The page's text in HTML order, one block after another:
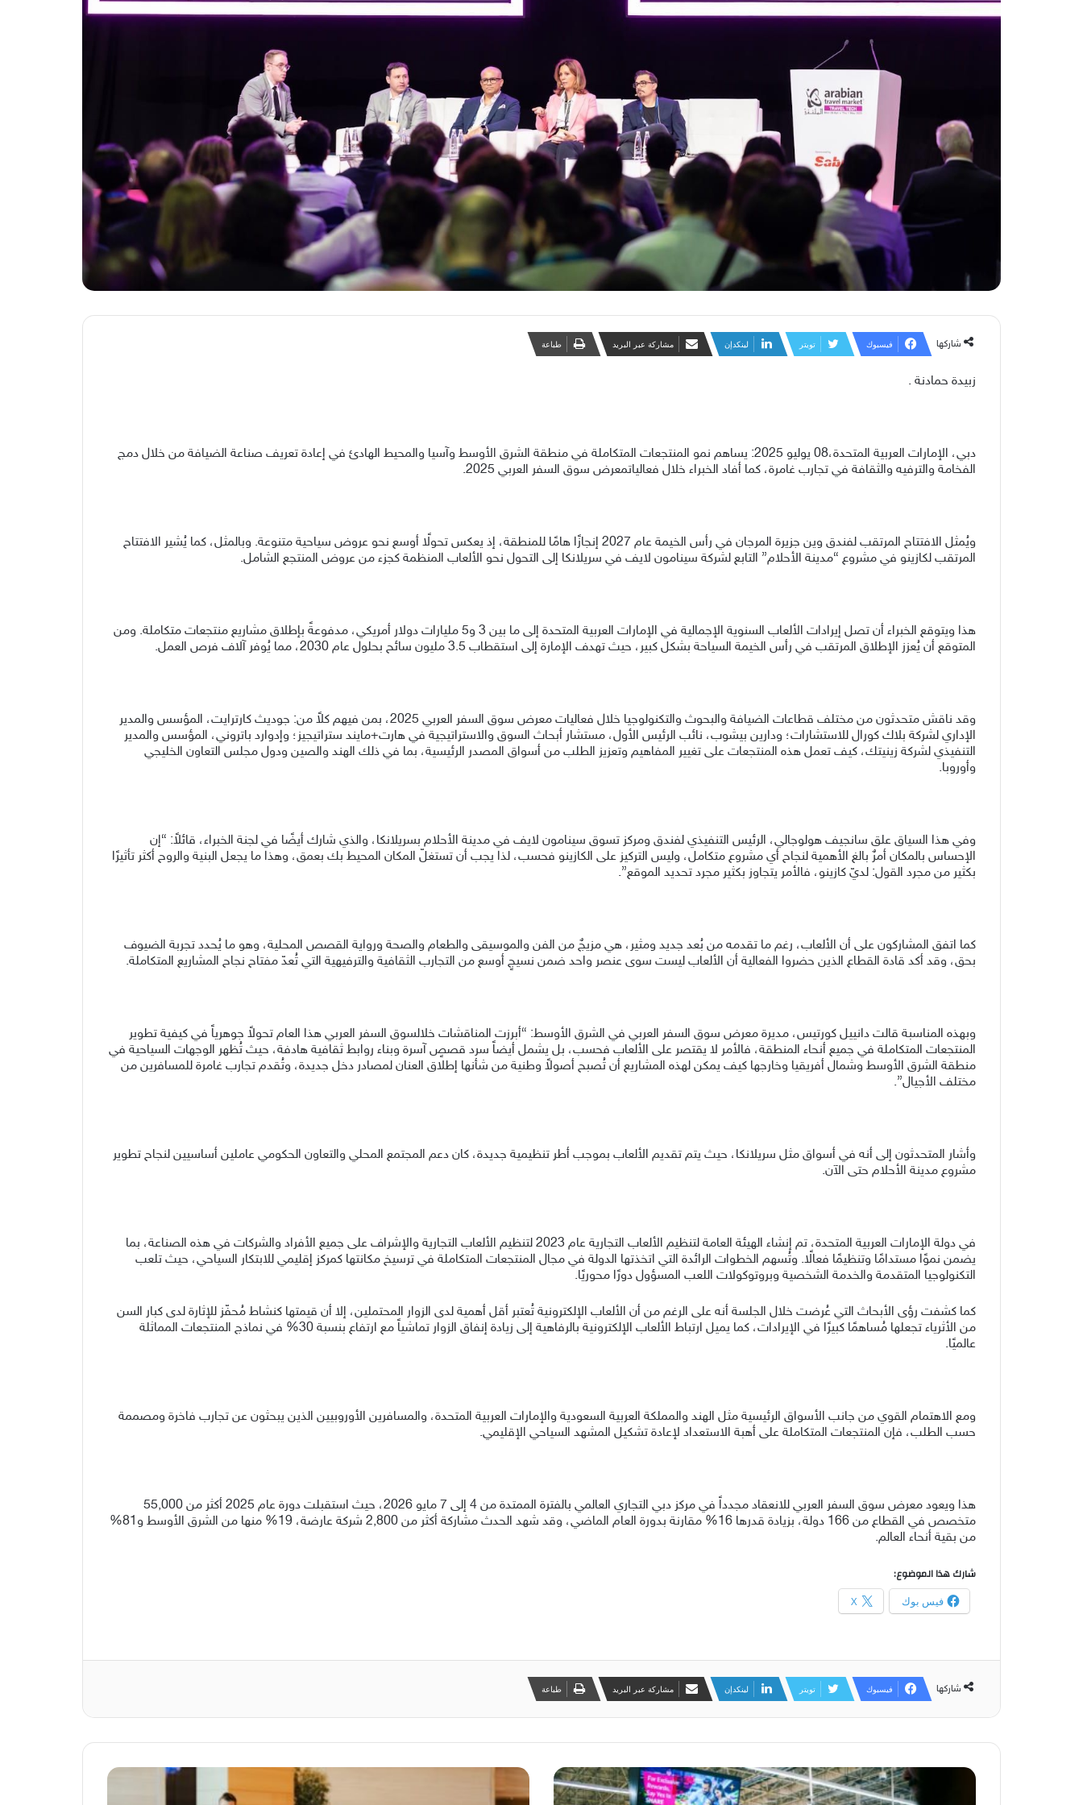
شاركها فيسبوك تويتر لينكدإن مشاركة عبر البريد طباعة
زبيدة حمادنة .
دبي، الإمارات العربية المتحدة،08 يوليو 2025:
يساهم نمو المنتجعات المتكاملة في منطقة الشرق الأوسط وآسيا والمحيط الهادئ في إعادة تعريف صناعة الضيافة من خلال دمج
الفخامة والترفيه والثقافة في تجارب غامرة، كما أفاد الخبراء خلال فعالياتمعرض سوق السفر العربي .
ويُمثل الافتتاح المرتقب لفندق وين جزيرة المرجان في رأس الخيمة عام 2027 إنجازًا هامًا للمنطقة، إذ يعكس تحولًا أوسع نحو عروض سياحية متنوعة. وبالمثل، كما يُشير الافتتاح
المرتقب لكازينو في مشروع “مدينة الأحلام” التابع لشركة سينامون لايف في سريلانكا إلى التحول نحو الألعاب المنظمة كجزء من عروض المنتجع الشامل.
هذا و
يتوقع الخبراء أن تصل إيرادات الألعاب السنوية الإجمالية في الإمارات العربية المتحدة إلى ما بين 3 و5 مليارات دولار أمريكي، مدفوعةً بإطلاق مشاريع منتجعات متكاملة. ومن
المتوقع أن يُعزز الإطلاق المرتقب في رأس الخيمة السياحة بشكل كبير، حيث تهدف الإمارة إلى استقطاب
وقد ناقش متحدثون من مختلف قطاعات الضيافة والبحوث والتكنولوجيا خلال فعاليات معرض سوق السفر العربي 2025، بمن فيهم كلاً من: جوديث كارترايت، المؤسس والمدير
الإداري لشركة بلاك كورال للاستشارات؛ ودارين بيشوب، نائب الرئيس الأول، مستشار أبحاث السوق والاستراتيجية في هارت+مايند ستراتيجيز؛ وإدوارد باتروني، المؤسس والمدير
التنفيذي لشركة زينيتك، كيف تعمل هذه المنتجعات على تغيير المفاهيم وتعزيز الطلب من أسواق المصدر الرئيسية، بما في ذلك الهند والصين ودول مجلس التعاون الخليجي
وأوروبا.
وفي هذا السياق علق سانجيف هولوجالي، الرئيس التنفيذي لفندق ومركز تسوق سينامون لايف في مدينة الأحلام بسريلانكا ، والذي شارك أيضًا في لجنة الخبراء، قائلاً: “إن
الإحساس بالمكان أمرٌ بالغ الأهمية لنجاح أي مشروع متكامل، وليس التركيز على الكازينو فحسب، لذا يجب أن تستغلّ المكان المحيط بك بعمق، وهذا ما يجعل البنية والروح أكثر تأثيرًا
بكثير من مجرد القول: لديّ كازينو ، فالأمر يتجاوز بكثير مجرد تحديد الموقع”.
كما اتفق المشاركون على أن الألعاب، رغم ما تقدمه من بُعد جديد ومثير، هي مزيجٌ من الفن والموسيقى والطعام والصحة ورواية القصص المحلية، وهو ما يُحدد تجربة الضيوف
بحق، وقد أكد قادة القطاع الذين حضروا الفعالية أن الألعاب ليست سوى عنصر واحد ضمن نسيجٍ أوسع من التجارب الثقافية والترفيهية التي تُعدّ مفتاح نجاح المشاريع المتكاملة.
وبهذه المناسبة قالت دانييل كورتيس، مديرة معرض سوق السفر العربي في الشرق الأوسط: “أبرزت المناقشات خلالسوق السفر العربي هذا العام تحولاً جوهرياً في كيفية تطوير
المنتجعات المتكاملة في جميع أنحاء المنطقة، فالأمر لا يقتصر على الألعاب فحسب، بل يشمل أيضاً سرد قصصٍ آسرة وبناء روابط ثقافية هادفة، حيث تُظهر الوجهات السياحية في
منطقة الشرق الأوسط وشمال أفريقيا وخارجها كيف يمكن لهذه المشاريع أن تُصبح أصولاً وطنية من شأنها إطلاق العنان لمصادر دخل جديدة، وتُقدم تجارب غامرة للمسافرين من
مختلف الأجيال”.
وأشار المتحدثون إلى أنه في أسواق مثل سريلانكا، حيث يتم تقديم الألعاب بموجب أطر تنظيمية جديدة، كان دعم المجتمع المحلي والتعاون الحكومي عاملين أساسيين لنجاح تطوير
مشروع مدينة الأحلام حتى الآن.
في دولة الإمارات العربية المتحدة، تم إنشاء الهيئة العامة لتنظيم الألعاب التجارية عام 2023 لتنظيم الألعاب التجارية والإشراف على جميع الأفراد والشركات في هذه الصناعة، بما
يضمن نموًا مستدامًا وتنظيمًا فعالًا. وتُسهم الخطوات الرائدة التي اتخذتها الدولة في مجال المنتجعات المتكاملة في ترسيخ مكانتها كمركز إقليمي للابتكار السياحي، حيث تلعب
التكنولوجيا المتقدمة والخدمة الشخصية وبروتوكولات اللعب المسؤول دورًا محوريًا.
كما كشفت رؤى الأبحاث التي عُرضت خلال الجلسة أنه على الرغم من أن الألعاب الإلكترونية تُعتبر أقل أهمية لدى الزوار المحتملين، إلا أن قيمتها كنشاط مُحفّز للإثارة لدى كبار السن
من الأثرياء تجعلها مُساهمًا كبيرًا في الإيرادات، كما يميل ارتباط الألعاب الإلكترونية بالرفاهية إلى زيادة إنفاق الزوار تماشياً
مع ارتفاع بنسبة 30% في نماذج المنتجعات المماثلة
عالميًا.
ومع الاهتمام القوي من جانب الأسواق الرئيسية مثل الهند والمملكة العربية السعودية والإمارات العربية المتحدة، والمسافرين الأوروبيين الذين يبحثون عن تجارب فاخرة ومصممة
حسب الطلب، فإن المنتجعات المتكاملة على أهبة الاستعداد لإعادة تشكيل المشهد السياحي الإقليمي.
هذا ويعود معرض سوق السفر العربي للانعقاد مجدداً في مركز دبي التجاري العالمي بالفترة الممتدة من 4 إلى 7 مايو 2026 ، حيث استقبلت دورة عام
2025 أكثر من 55,000
متخصص في القطاع من 166 دولة، بزيادة قدرها 16% مقارنة ب
دورة العام الماضي، وقد شهد الحدث مشاركة
أكثر من 2,800 شركة عارضة، 19% منها من الشرق الأوسط و81%
من بقية أنحاء العالم.
شارك هذا الموضوع:
فيس بوك X
شاركها فيسبوك تويتر لينكدإن مشاركة عبر البريد طباعة